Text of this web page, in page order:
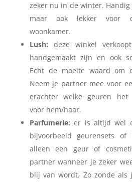
zeker nu in de winter.
maar ook lekker voor
woonkamer.
Lush: deze winkel
handgemaakt zijn en ook
Echt de moeite waard om
Neem je partner mee voor
erachter welke geuren het
voor hem/haar.
Parfumerie: er is altijd wel
bijvoorbeeld geurensets of
alleen een geur of
partner wanneer je zeker
blij van wordt. Zo zonde als